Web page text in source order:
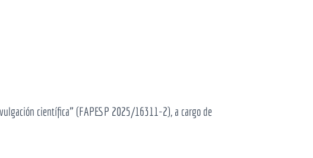
científica” (FAPESP 2025/16311-2), a cargo de